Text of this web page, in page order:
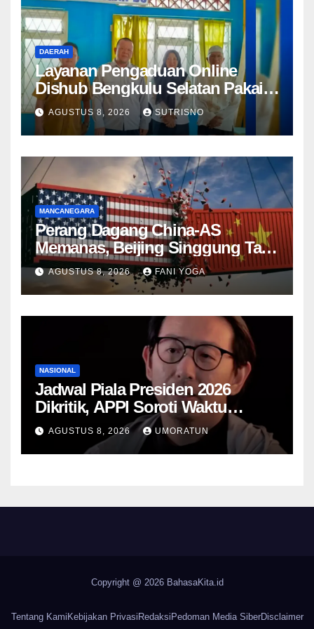
DAERAH
Layanan Pengaduan Online
Dishub Bengkulu Selatan Pakai
QR Code untuk Lapor Rambu
Rusak hingga Parkir Liar
AGUSTUS 8, 2026 SUTRISNO
MANCANEGARA
Perang Dagang China-AS
Memanas, Beijing Singgung Tarif
Trump dan Penyelidikan
Keamanan Nasional
AGUSTUS 8, 2026 FANI YOGA
NASIONAL
Jadwal Piala Presiden 2026
Dikritik, APPI Soroti Waktu
Pemulihan Pemain Hanya Satu
AGUSTUS 8, 2026 UMORATUN
Copyright @ 2026 BahasaKita.id
Tentang Kami Kebijakan Privasi Redaksi Pedoman Media SiberDisclaimer